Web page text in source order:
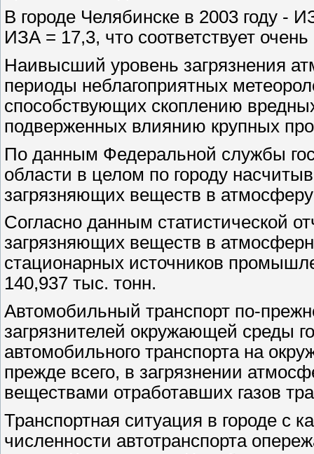
В городе Челябинске в 2003 году -
ИЗА = 17,3, что соответствует
Наивысший уровень загрязнения
периоды неблагоприятных
способствующих скоплению
подверженных влиянию крупных
По данным Федеральной службы
области в целом по городу
загрязняющих веществ в атмосферу
Согласно данным статистической
загрязняющих веществ в
стационарных источников
140,937 тыс. тонн.
Автомобильный транспорт по-
загрязнителей окружающей среды
автомобильного транспорта на
прежде всего, в загрязнении
веществами отработавших газов
Транспортная ситуация в городе с
численности автотранспорта